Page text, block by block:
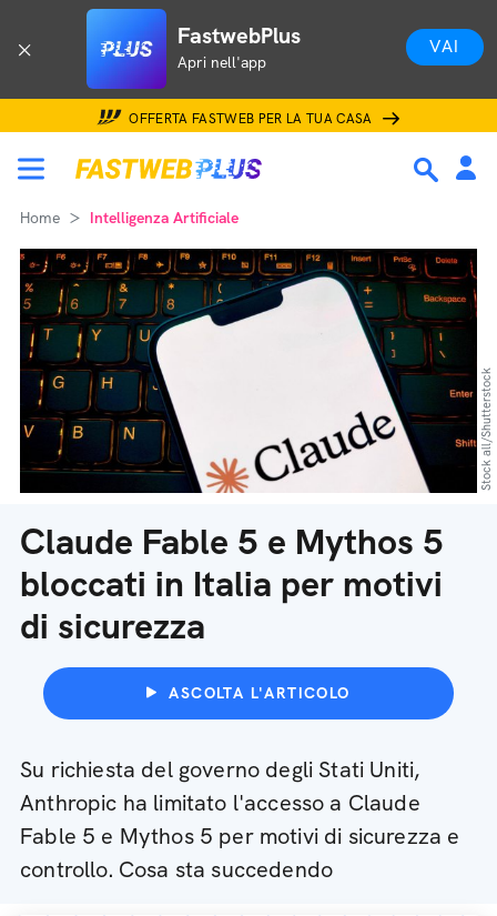
FastwebPlus
Apri nell'app
VAI
OFFERTA FASTWEB PER LA TUA CASA
Home Intelligenza Artificiale
Claude Fable 5 e Mythos 5
bloccati in Italia per motivi
di sicurezza
ASCOLTA L'ARTICOLO
Su richiesta del governo degli Stati Uniti,
Anthropic ha limitato l'accesso a Claude
Fable 5 e Mythos 5 per motivi di sicurezza e
controllo. Cosa sta succedendo
Stock all/Shutterstock